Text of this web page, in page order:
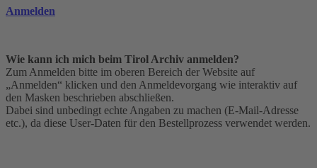
Anmelden
Wie kann ich mich beim Tirol Archiv anmelden?
Zum Anmelden bitte im oberen Bereich der Website auf
„Anmelden“ klicken und den Anmeldevorgang wie interaktiv auf
den Masken beschrieben abschließen.
Dabei sind unbedingt echte Angaben zu machen (E-Mail-Adresse
etc.), da diese User-Daten für den Bestellprozess verwendet werden.